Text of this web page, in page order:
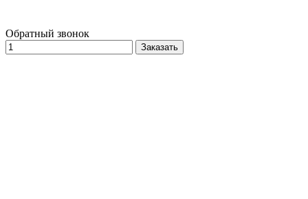
Обратный звонок
Заказать